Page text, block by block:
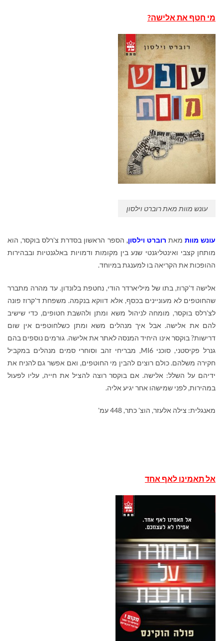
מי חטף את אלישה?
עונש מוות מאת רוברט וילסון
עונש מוות מאת רוברט וילסון, הספר הראשון בסדרת צ'רלס בוקסר, הוא
מותחן קצבי ואינטליגנטי שנע בין מקומות ודמויות באלגנטיות ובבהירות
ההופכות את הקריאה בו למענגת במיוחד.
אלישה ד'קרוז, בתו של מיליארדר הודי, נחטפת בלונדון. עד מהרה מתברר
שהחוטפים לא מעוניינים בכסף, אלא דווקא בנקמה. משפחת ד'קרוז פונה
לצ'רלס בוקסר, מומחה לניהול משא ומתן ולהשבת חטופים, כדי שישיב
להם את אלישה. אבל איך מנהלים משא ומתן כשלחוטפים אין שום
דרישות? בוקסר אינו היחיד המנסה לאתר את אלישה. גורמים נוספים בהם
גנרל פקיסטני, סוכניMI6, מבריחי זהב וסוחרי סמים מנהלים במקביל
חקירה משלהם. כולם רוצים להבין מי החוטפים, ואם אפשר גם להניח את
ידיהם על השלל: אלישה. אם בוקסר רוצה להציל את חייה, עליו לפעול
במהירות, לפני שמישהו אחר יגיע אליה.
מאנגלית: צילה אלעזר, הוצ' כתר, 448 עמ'
אל תאמינו לאף אחד